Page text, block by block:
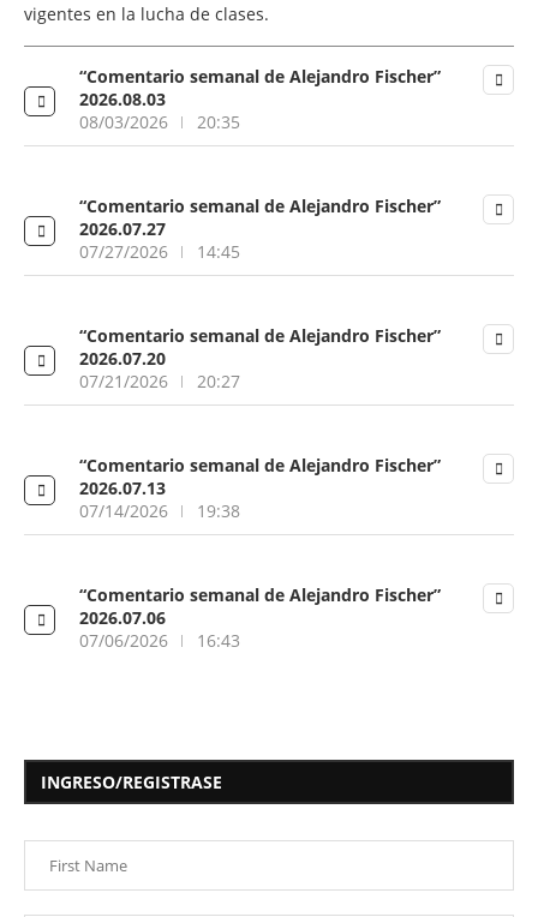
vigentes en la lucha de clases.
“Comentario semanal de Alejandro Fischer”
2026.08.03
08/03/2026
20:35
“Comentario semanal de Alejandro Fischer”
2026.07.27
07/27/2026
14:45
“Comentario semanal de Alejandro Fischer”
2026.07.20
07/21/2026
20:27
“Comentario semanal de Alejandro Fischer”
2026.07.13
07/14/2026
19:38
“Comentario semanal de Alejandro Fischer”
2026.07.06
07/06/2026
16:43
INGRESO/REGISTRASE